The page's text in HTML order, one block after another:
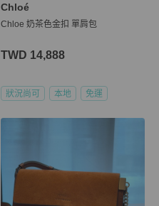
Chloé
Chloe 奶茶色金扣 單肩包
TWD 14,888
狀況尚可 本地 免運